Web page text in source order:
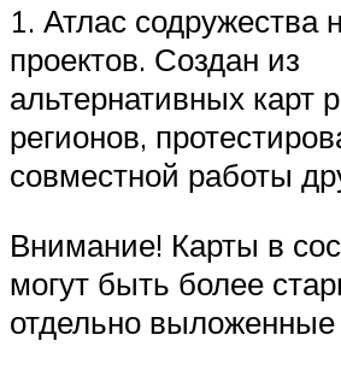
1. Атлас содружества
проектов. Создан из
альтернативных карт
регионов,
совместной работы
Внимание! Карты в
могут быть более
отдельно выложенные